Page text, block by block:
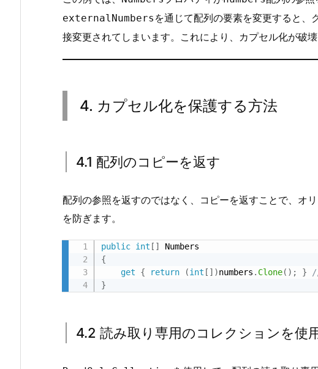
4.
カ
プ
を
る
法
4.
列
コ
externalNumbers を通じて配列の要素を変更すると、
接変更されてしまいます。これにより、カプセル化が破壊
4. カプセル化を保護する方法
4.1 配列のコピーを返す
配列の参照を返すのではなく、コピーを返すことで、オ
を防ぎます。
public int [ ]
{
get
{ return (int [ ] )numbers . Clone( ) ; }
}
4.2 読み取り専用のコレクションを使